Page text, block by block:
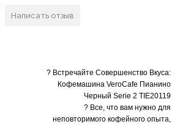
Написать отзыв
? Встречайте Совершенство Вкуса:
Кофемашина VeroCafe Пианино
Черный Serie 2 TIE20119
? Все, что вам нужно для
неповторимого кофейного опыта,